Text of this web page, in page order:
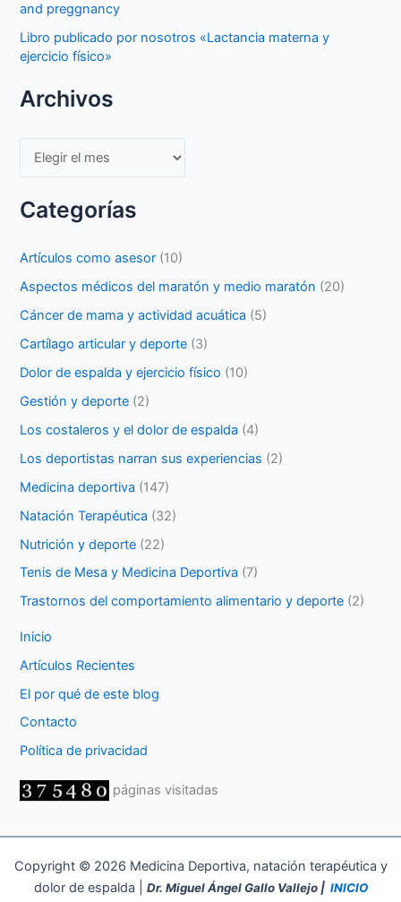
and preggnancy
Libro publicado por nosotros «Lactancia materna y
ejercicio físico»
Archivos
Archivos
Categorías
Artículos como asesor (10)
Aspectos médicos del maratón y medio maratón (20)
Cáncer de mama y actividad acuática (5)
Cartílago articular y deporte (3)
Dolor de espalda y ejercicio físico (10)
Gestión y deporte (2)
Los costaleros y el dolor de espalda (4)
Los deportistas narran sus experiencias (2)
Medicina deportiva (147)
Natación Terapéutica (32)
Nutrición y deporte (22)
Tenis de Mesa y Medicina Deportiva (7)
Trastornos del comportamiento alimentario y deporte (2)
Inicio
Artículos Recientes
El por qué de este blog
Contacto
Política de privacidad
páginas visitadas
Copyright © 2026 Medicina Deportiva, natación terapéutica y
dolor de espalda | Dr. Miguel Ángel Gallo Vallejo | INICIO